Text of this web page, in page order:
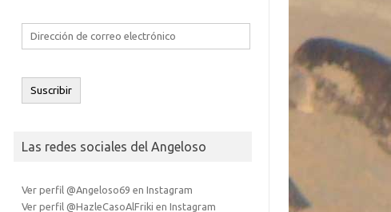
Dirección
electrónico
Suscribir
Las redes sociales del Angeloso
Ver perfil @Angeloso69 en Instagram
Ver perfil @HazleCasoAlFriki en Instagram